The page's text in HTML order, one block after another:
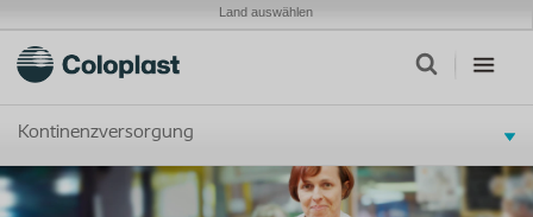
Land auswählen
Kontinenzversorgung